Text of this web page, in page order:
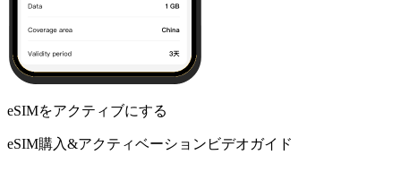
eSIMをアクティブにする
eSIM購入&アクティベーションビデオガイド